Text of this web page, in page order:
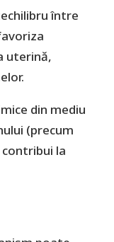
între
uterină,
din mediu
(precum
la